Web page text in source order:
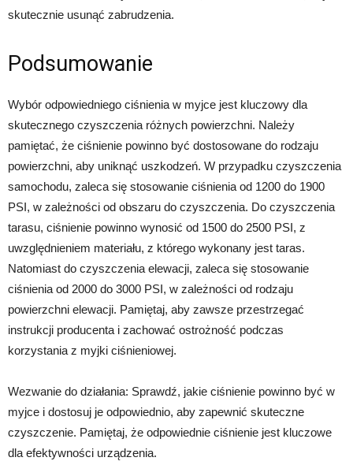
skutecznie usunąć zabrudzenia.
Podsumowanie
Wybór odpowiedniego ciśnienia w myjce jest kluczowy dla
skutecznego czyszczenia różnych powierzchni. Należy
pamiętać, że ciśnienie powinno być dostosowane do rodzaju
powierzchni, aby uniknąć uszkodzeń. W przypadku czyszczenia
samochodu, zaleca się stosowanie ciśnienia od 1200 do 1900
PSI, w zależności od obszaru do czyszczenia. Do czyszczenia
tarasu, ciśnienie powinno wynosić od 1500 do 2500 PSI, z
uwzględnieniem materiału, z którego wykonany jest taras.
Natomiast do czyszczenia elewacji, zaleca się stosowanie
ciśnienia od 2000 do 3000 PSI, w zależności od rodzaju
powierzchni elewacji. Pamiętaj, aby zawsze przestrzegać
instrukcji producenta i zachować ostrożność podczas
korzystania z myjki ciśnieniowej.
Wezwanie do działania: Sprawdź, jakie ciśnienie powinno być w
myjce i dostosuj je odpowiednio, aby zapewnić skuteczne
czyszczenie. Pamiętaj, że odpowiednie ciśnienie jest kluczowe
dla efektywności urządzenia.